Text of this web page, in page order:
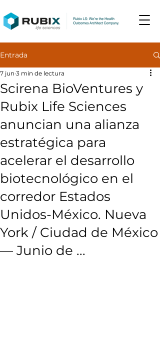
Entrada
Scirena BioVentures y
Rubix Life Sciences
anuncian una alianza
estratégica para
acelerar el desarrollo
biotecnológico en el
corredor Estados
Unidos-México. Nueva
York / Ciudad de México
— Junio de ...
7 jun 3 min de lectura